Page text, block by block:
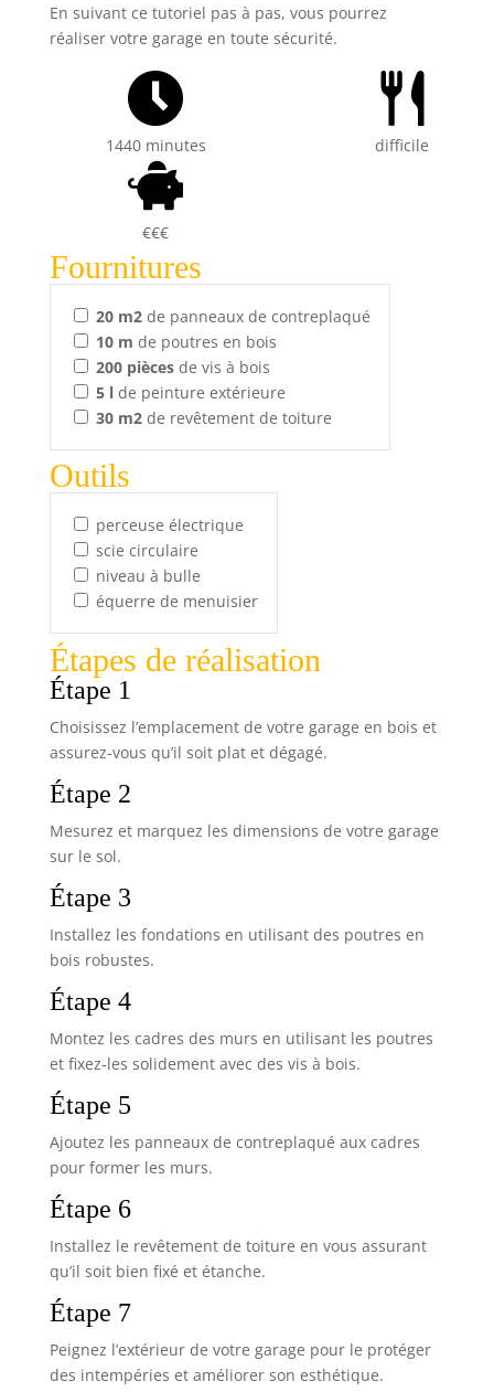
En suivant ce tutoriel pas à pas, vous pourrez
réaliser votre garage en toute sécurité.
1440 minutes difficile
€€€
Fournitures
20 m2de panneaux de contreplaqué
10 m de poutres en bois
200 piècesde vis à bois
5 lde peinture extérieure
30 m2de revêtement de toiture
Outils
perceuse électrique
scie circulaire
niveau à bulle
équerre de menuisier
Étapes de réalisation
Étape 1
Choisissez l’emplacement de votre garage en bois et
assurez-vous qu’il soit plat et dégagé.
Étape 2
Mesurez et marquez les dimensions de votre garage
sur le sol.
Étape 3
Installez les fondations en utilisant des poutres en
bois robustes.
Étape 4
Montez les cadres des murs en utilisant les poutres
et fixez-les solidement avec des vis à bois.
Étape 5
Ajoutez les panneaux de contreplaqué aux cadres
pour former les murs.
Étape 6
Installez le revêtement de toiture en vous assurant
qu’il soit bien fixé et étanche.
Étape 7
Peignez l’extérieur de votre garage pour le protéger
des intempéries et améliorer son esthétique.